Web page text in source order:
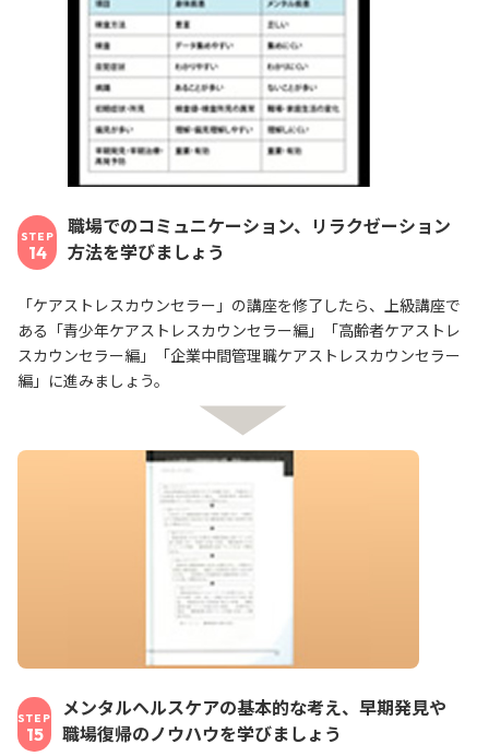
STEP
14
職場でのコミュニケーション、リラクゼーション
方法を学びましょう
「ケアストレスカウンセラー」の講座を修了したら、上級講座で
ある「青少年ケアストレスカウンセラー編」「高齢者ケアストレ
スカウンセラー編」「企業中間管理職ケアストレスカウンセラー
編」に進みましょう。
STEP
15
メンタルヘルスケアの基本的な考え、早期発見や
職場復帰のノウハウを学びましょう